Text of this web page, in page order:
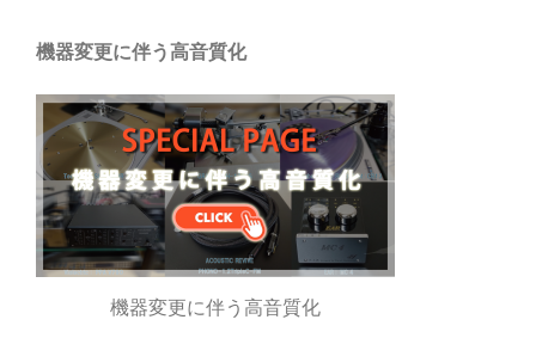
シ
ョ
ン
機器変更に伴う高音質化
機器変更に伴う高音質化